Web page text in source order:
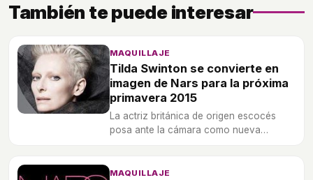
También te puede interesar
MAQUILLAJE
Tilda Swinton se convierte en
imagen de Nars para la próxima
primavera 2015
La actriz británica de origen escocés
posa ante la cámara como nueva
MAQUILLAJE